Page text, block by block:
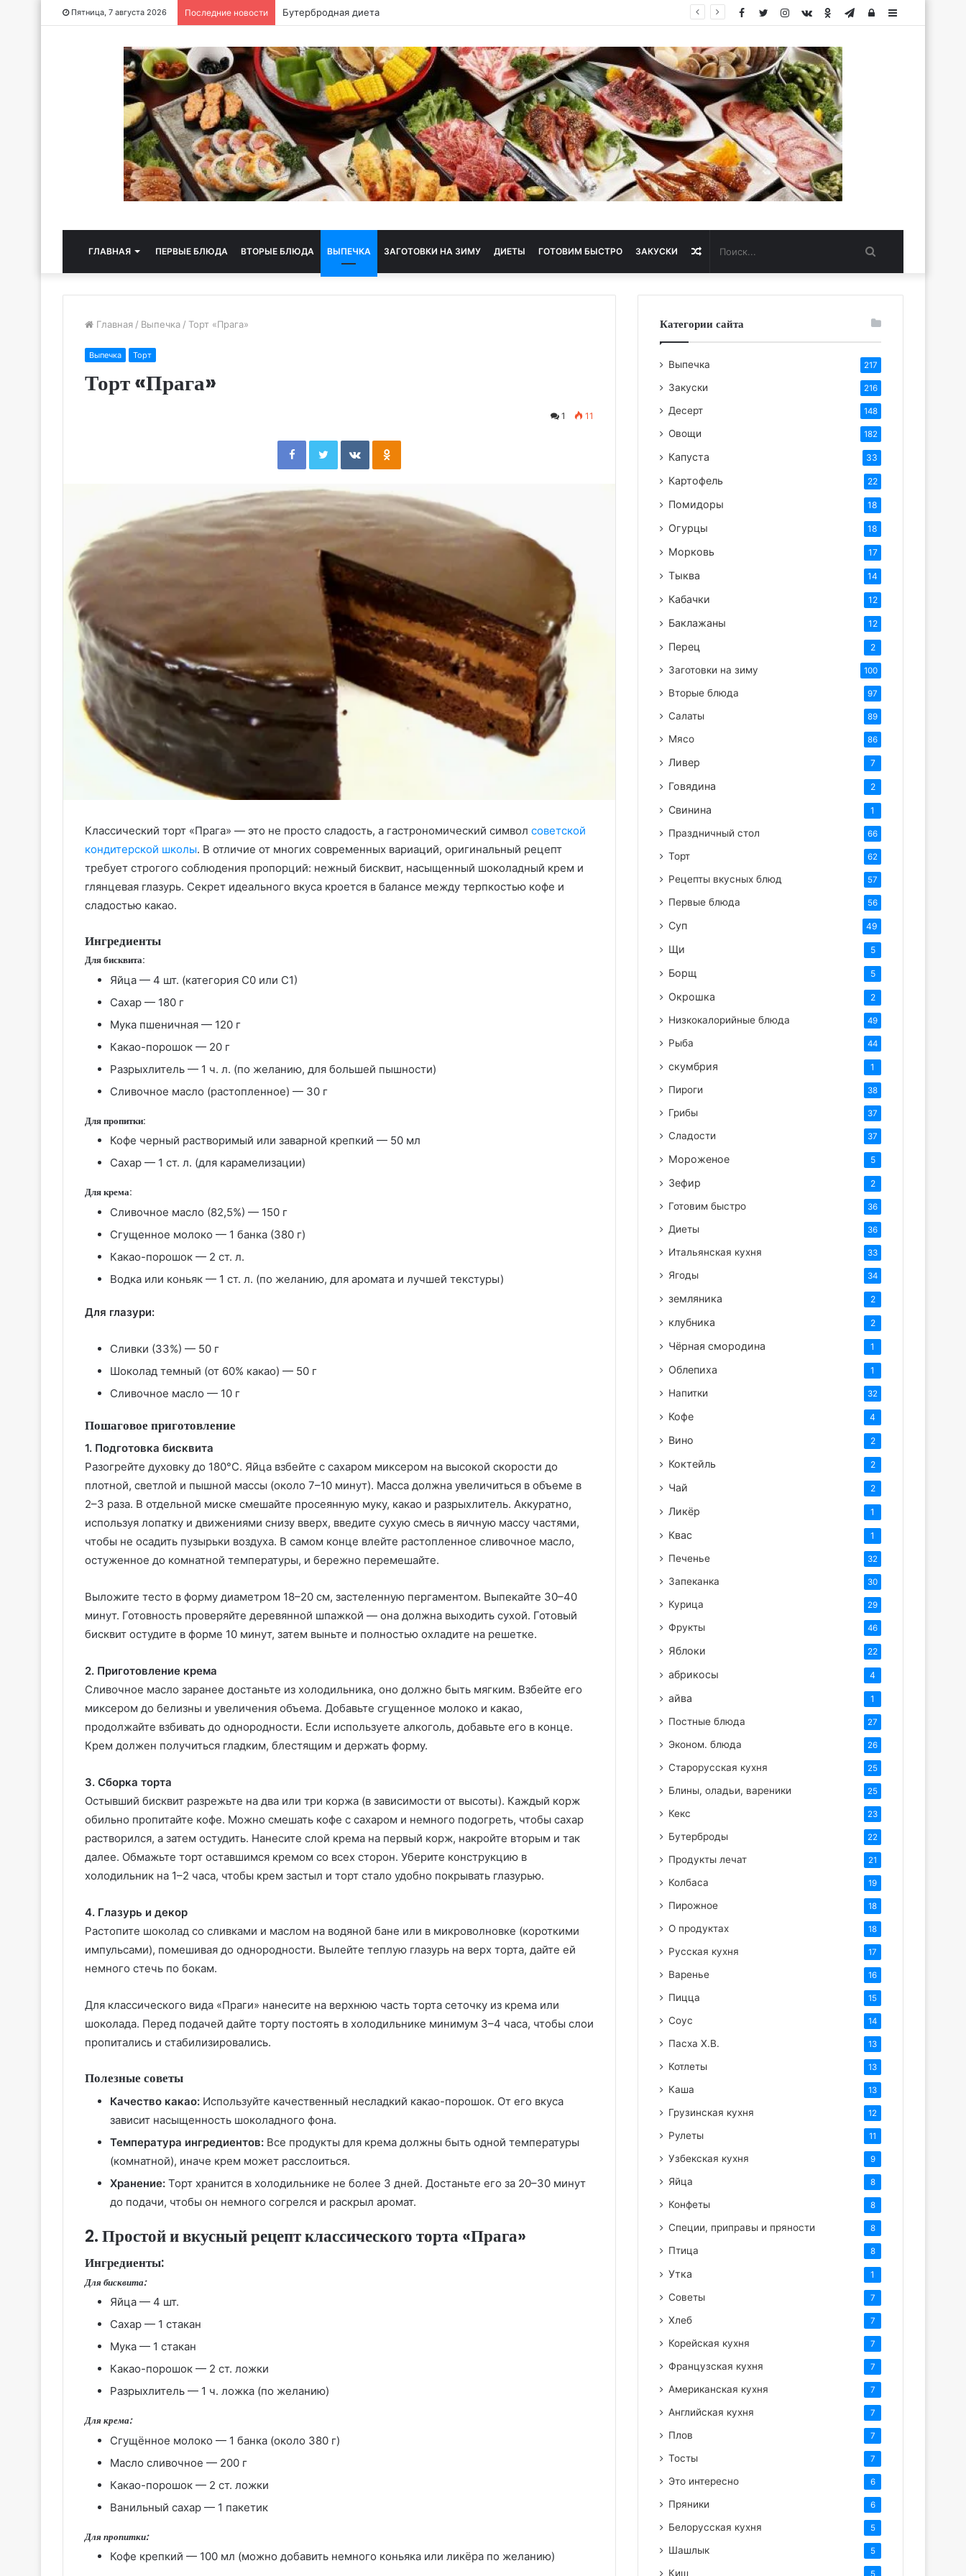
Пятница, 7 августа 2026 Последние новости Хлебная диета Sidebar
Авторизация
Telegram
Одноклассники
vk.com
Instagram
Twitter
Facebook
ГЛАВНАЯ ПЕРВЫЕ БЛЮДА ВТОРЫЕ БЛЮДА ВЫПЕЧКА ЗАГОТОВКИ НА ЗИМУ ДИЕТЫ ГОТОВИМ БЫСТРО ЗАКУСКИ Случайная
статья
Главная / Выпечка / Торт «Прага»
Выпечка Торт
Торт «Прага»
1 11
FacebookTwitterВконтактеОдноклассники
Классический торт «Прага» — это не просто сладость, а гастрономический символ советской
кондитерской школы. В отличие от многих современных вариаций, оригинальный рецепт
требует строгого соблюдения пропорций: нежный бисквит, насыщенный шоколадный крем и
глянцевая глазурь. Секрет идеального вкуса кроется в балансе между терпкостью кофе и
сладостью какао.
Ингредиенты
Для бисквита:
Яйца — 4 шт. (категория С0 или С1)
Сахар — 180 г
Мука пшеничная — 120 г
Какао-порошок — 20 г
Разрыхлитель — 1 ч. л. (по желанию, для большей пышности)
Сливочное масло (растопленное) — 30 г
Для пропитки:
Кофе черный растворимый или заварной крепкий — 50 мл
Сахар — 1 ст. л. (для карамелизации)
Для крема:
Сливочное масло (82,5%) — 150 г
Сгущенное молоко — 1 банка (380 г)
Какао-порошок — 2 ст. л.
Водка или коньяк — 1 ст. л. (по желанию, для аромата и лучшей текстуры)
Для глазури:
Сливки (33%) — 50 г
Шоколад темный (от 60% какао) — 50 г
Сливочное масло — 10 г
Пошаговое приготовление
1. Подготовка бисквита
Разогрейте духовку до 180°C. Яйца взбейте с сахаром миксером на высокой скорости до
плотной, светлой и пышной массы (около 7–10 минут). Масса должна увеличиться в объеме в
2–3 раза. В отдельной миске смешайте просеянную муку, какао и разрыхлитель. Аккуратно,
используя лопатку и движениями снизу вверх, введите сухую смесь в яичную массу частями,
чтобы не осадить пузырьки воздуха. В самом конце влейте растопленное сливочное масло,
остуженное до комнатной температуры, и бережно перемешайте.
Выложите тесто в форму диаметром 18–20 см, застеленную пергаментом. Выпекайте 30–40
минут. Готовность проверяйте деревянной шпажкой — она должна выходить сухой. Готовый
бисквит остудите в форме 10 минут, затем выньте и полностью охладите на решетке.
2. Приготовление крема
Сливочное масло заранее достаньте из холодильника, оно должно быть мягким. Взбейте его
миксером до белизны и увеличения объема. Добавьте сгущенное молоко и какао,
продолжайте взбивать до однородности. Если используете алкоголь, добавьте его в конце.
Крем должен получиться гладким, блестящим и держать форму.
3. Сборка торта
Остывший бисквит разрежьте на два или три коржа (в зависимости от высоты). Каждый корж
обильно пропитайте кофе. Можно смешать кофе с сахаром и немного подогреть, чтобы сахар
растворился, а затем остудить. Нанесите слой крема на первый корж, накройте вторым и так
далее. Обмажьте торт оставшимся кремом со всех сторон. Уберите конструкцию в
холодильник на 1–2 часа, чтобы крем застыл и торт стало удобно покрывать глазурью.
4. Глазурь и декор
Растопите шоколад со сливками и маслом на водяной бане или в микроволновке (короткими
импульсами), помешивая до однородности. Вылейте теплую глазурь на верх торта, дайте ей
немного стечь по бокам.
Для классического вида «Праги» нанесите на верхнюю часть торта сеточку из крема или
шоколада. Перед подачей дайте торту постоять в холодильнике минимум 3–4 часа, чтобы слои
пропитались и стабилизировались.
Полезные советы
Качество какао: Используйте качественный несладкий какао-порошок. От его вкуса
зависит насыщенность шоколадного фона.
Температура ингредиентов: Все продукты для крема должны быть одной температуры
(комнатной), иначе крем может расслоиться.
Хранение: Торт хранится в холодильнике не более 3 дней. Достаньте его за 20–30 минут
до подачи, чтобы он немного согрелся и раскрыл аромат.
2. Простой и вкусный рецепт классического торта «Прага»
Ингредиенты:
Для бисквита:
Яйца — 4 шт.
Сахар — 1 стакан
Мука — 1 стакан
Какао-порошок — 2 ст. ложки
Разрыхлитель — 1 ч. ложка (по желанию)
Для крема:
Сгущённое молоко — 1 банка (около 380 г)
Масло сливочное — 200 г
Какао-порошок — 2 ст. ложки
Ванильный сахар — 1 пакетик
Для пропитки:
Кофе крепкий — 100 мл (можно добавить немного коньяка или ликёра по желанию)
Категории сайта
Выпечка 217
Закуски 216
Десерт 148
Овощи 182
Капуста 33
Картофель 22
Помидоры 18
Огурцы 18
Морковь 17
Тыква 14
Кабачки 12
Баклажаны 12
Перец 2
Заготовки на зиму 100
Вторые блюда 97
Салаты 89
Мясо 86
Ливер 7
Говядина 2
Свинина 1
Праздничный стол 66
Торт 62
Рецепты вкусных блюд 57
Первые блюда 56
Суп 49
Щи 5
Борщ 5
Окрошка 2
Низкокалорийные блюда 49
Рыба 44
скумбрия 1
Пироги 38
Грибы 37
Сладости 37
Мороженое 5
Зефир 2
Готовим быстро 36
Диеты 36
Итальянская кухня 33
Ягоды 34
земляника 2
клубника 2
Чёрная смородина 1
Облепиха 1
Напитки 32
Кофе 4
Вино 2
Коктейль 2
Чай 2
Ликёр 1
Квас 1
Печенье 32
Запеканка 30
Курица 29
Фрукты 46
Яблоки 22
абрикосы 4
айва 1
Постные блюда 27
Эконом. блюда 26
Старорусская кухня 25
Блины, оладьи, вареники 25
Кекс 23
Бутерброды 22
Продукты лечат 21
Колбаса 19
Пирожное 18
О продуктах 18
Русская кухня 17
Варенье 16
Пицца 15
Соус 14
Пасха Х.В. 13
Котлеты 13
Каша 13
Грузинская кухня 12
Рулеты 11
Узбекская кухня 9
Яйца 8
Конфеты 8
Специи, приправы и пряности 8
Птица 8
Утка 1
Советы 7
Хлеб 7
Корейская кухня 7
Французская кухня 7
Американская кухня 7
Английская кухня 7
Плов 7
Тосты 7
Это интересно 6
Пряники 6
Белорусская кухня 5
Шашлык 5
Киш 5